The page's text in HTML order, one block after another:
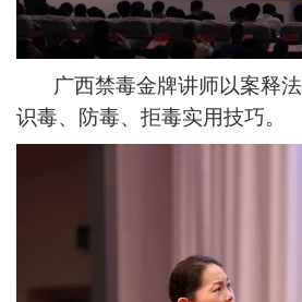
广西禁毒金牌讲师以案释
识毒、防毒、拒毒实用技巧。